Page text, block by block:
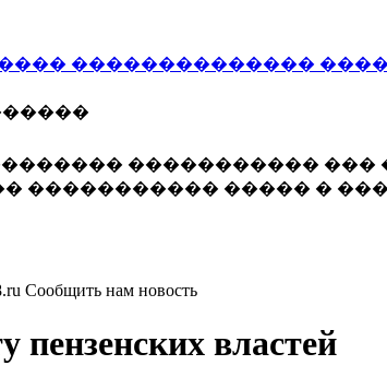
��������������
�����������
����������� ����� �
Сообщить нам новость
пензенских властей